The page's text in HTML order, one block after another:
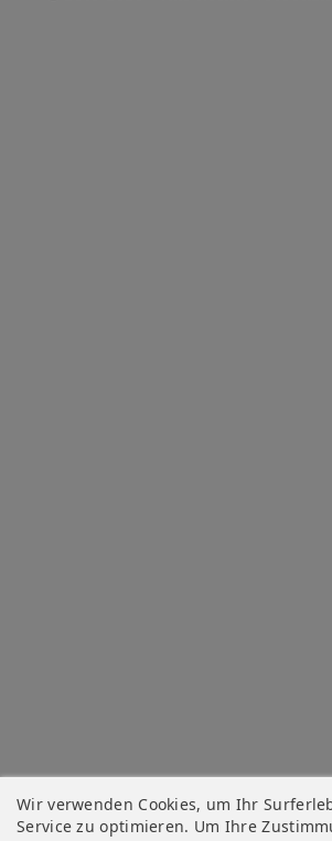
Wir verwenden Cookies, um Ihr
Service zu optimieren. Um Ihre